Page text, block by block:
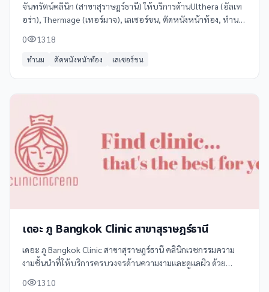
จันทรัตน์คลินิก (สาขาสุราษฎร์ธานี) ให้บริการด้านUlthera (อัลเท
อร่า), Thermage (เทอร์มาจ), เลเซอร์ขน, ตัดหนังหน้าท้อง, ทำนม
Clinicintrend
0 1318
ทำนม ตัดหนังหน้าท้อง เลเซอร์ขน
เดอะ ภู Bangkok Clinic สาขาสุราษฎร์ธานี
เดอะ ภู Bangkok Clinic สาขาสุราษฎร์ธานี คลินิกเวชกรรมความ
งามชั้นนำที่ให้บริการครบวงจรด้านความงามและดูแลผิว ด้วย
ประสบการณ์สูง
0 1310